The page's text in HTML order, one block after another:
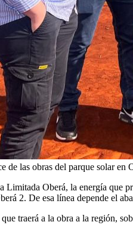
de las obras del parque solar en
Oberá, la energía que
2. De esa línea depende el
traerá a la obra a la región,